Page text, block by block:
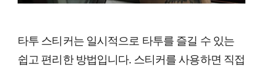
타투 스티커는 일시적으로 타투를 즐길 수 있는
쉽고 편리한 방법입니다. 스티커를 사용하면 직접